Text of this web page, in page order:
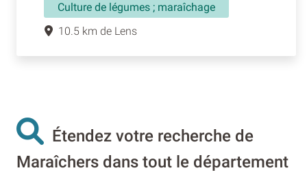
Culture de légumes ; maraîchage
10.5 km de Lens
Étendez votre recherche de
Maraîchers dans tout le département